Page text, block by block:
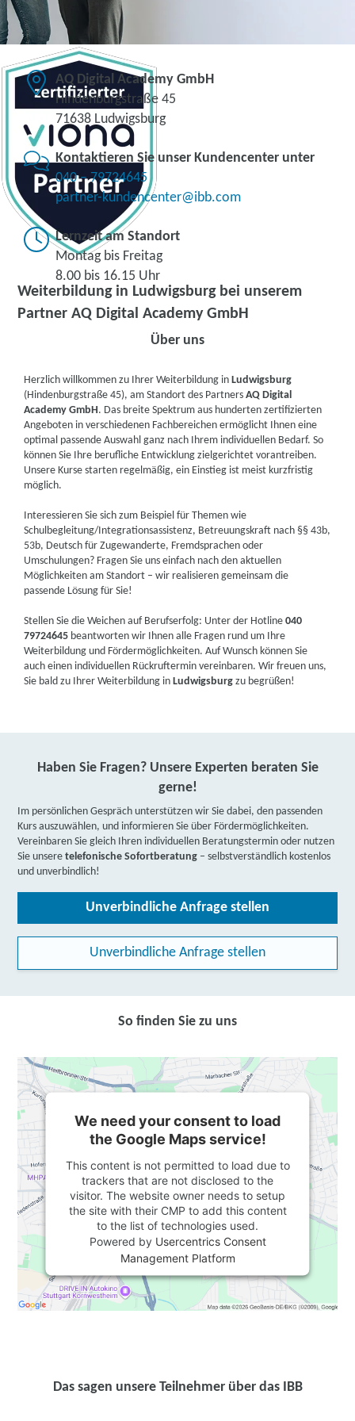
Weiterbildung in Ludwigsburg bei unserem
Partner AQ Digital Academy GmbH
AQ Digital Academy GmbH
Hindenburgstraße 45
71638 Ludwigsburg
Kontaktieren Sie unser Kundencenter unter
040 – 79724645
partner-kundencenter@ibb.com
Lernzeit am Standort
Montag bis Freitag
8.00 bis 16.15 Uhr
Über uns
Herzlich willkommen zu Ihrer Weiterbildung inLudwigsburg
(Hindenburgstraße 45), am Standort des PartnersAQ Digital
Academy GmbH. Das breite Spektrum aus hunderten zertifizierten
Angeboten in verschiedenen Fachbereichen ermöglicht Ihnen eine
optimal passende Auswahl ganz nach Ihrem individuellen Bedarf. So
können Sie Ihre berufliche Entwicklung zielgerichtet vorantreiben.
Unsere Kurse starten regelmäßig, ein Einstieg ist meist kurzfristig
möglich.
Interessieren Sie sich zum Beispiel für Themen wie
Schulbegleitung/Integrationsassistenz, Betreuungskraft nach §§ 43b,
53b, Deutsch für Zugewanderte, Fremdsprachen oder
Umschulungen? Fragen Sie uns einfach nach den aktuellen
Möglichkeiten am Standort – wir realisieren gemeinsam die
passende Lösung für Sie!
Stellen Sie die Weichen auf Berufserfolg: Unter der Hotline040
79724645 beantworten wir Ihnen alle Fragen rund um Ihre
Weiterbildung und Fördermöglichkeiten. Auf Wunsch können Sie
auch einen individuellen Rückruftermin vereinbaren. Wir freuen uns,
Sie bald zu Ihrer Weiterbildung inLudwigsburg zu begrüßen!
Haben Sie Fragen? Unsere Experten beraten Sie
gerne!
Im persönlichen Gespräch unterstützen wir Sie dabei, den passenden
Kurs auszuwählen, und informieren Sie über Fördermöglichkeiten.
Vereinbaren Sie gleich Ihren individuellen Beratungstermin oder nutzen
Sie unseretelefonische Sofortberatung – selbstverständlich kostenlos
und unverbindlich!
Unverbindliche Anfrage stellen
Unverbindliche Anfrage stellen
So finden Sie zu uns
We need your consent to load
the Google Maps service!
This content is not permitted to load due to
trackers that are not disclosed to the
visitor. The website owner needs to setup
the site with their CMP to add this content
to the list of technologies used.
Powered by Usercentrics Consent
Management Platform
Das sagen unsere Teilnehmer über das IBB